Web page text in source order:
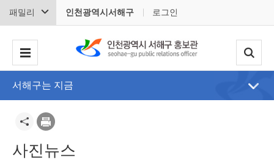
패밀리 인천광역시서해구 로그인
서해구는 지금
사진뉴스